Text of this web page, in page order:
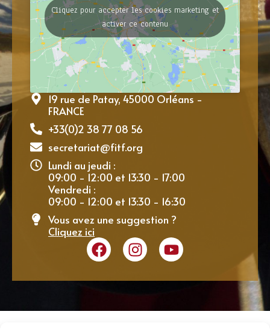
Cliquez pour accepter les cookies marketing et
activer ce contenu
19 rue de Patay, 45000 Orléans -
FRANCE
+33(0)2 38 77 08 56
secretariat@fitf.org
Lundi au jeudi :
09:00 - 12:00 et 13:30 - 17:00
Vendredi :
09:00 - 12:00 et 13:30 - 16:30
Vous avez une suggestion ?
Cliquez ici